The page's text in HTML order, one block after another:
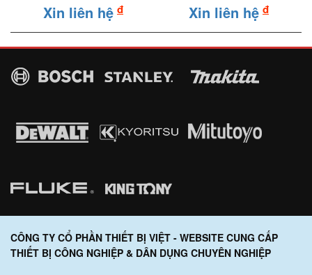
Xin liên hệ đ Xin liên hệ đ
CÔNG TY CỔ PHẦN THIẾT BỊ VIỆT - WEBSITE CUNG CẤP
THIẾT BỊ CÔNG NGHIỆP & DÂN DỤNG CHUYÊN NGHIỆP